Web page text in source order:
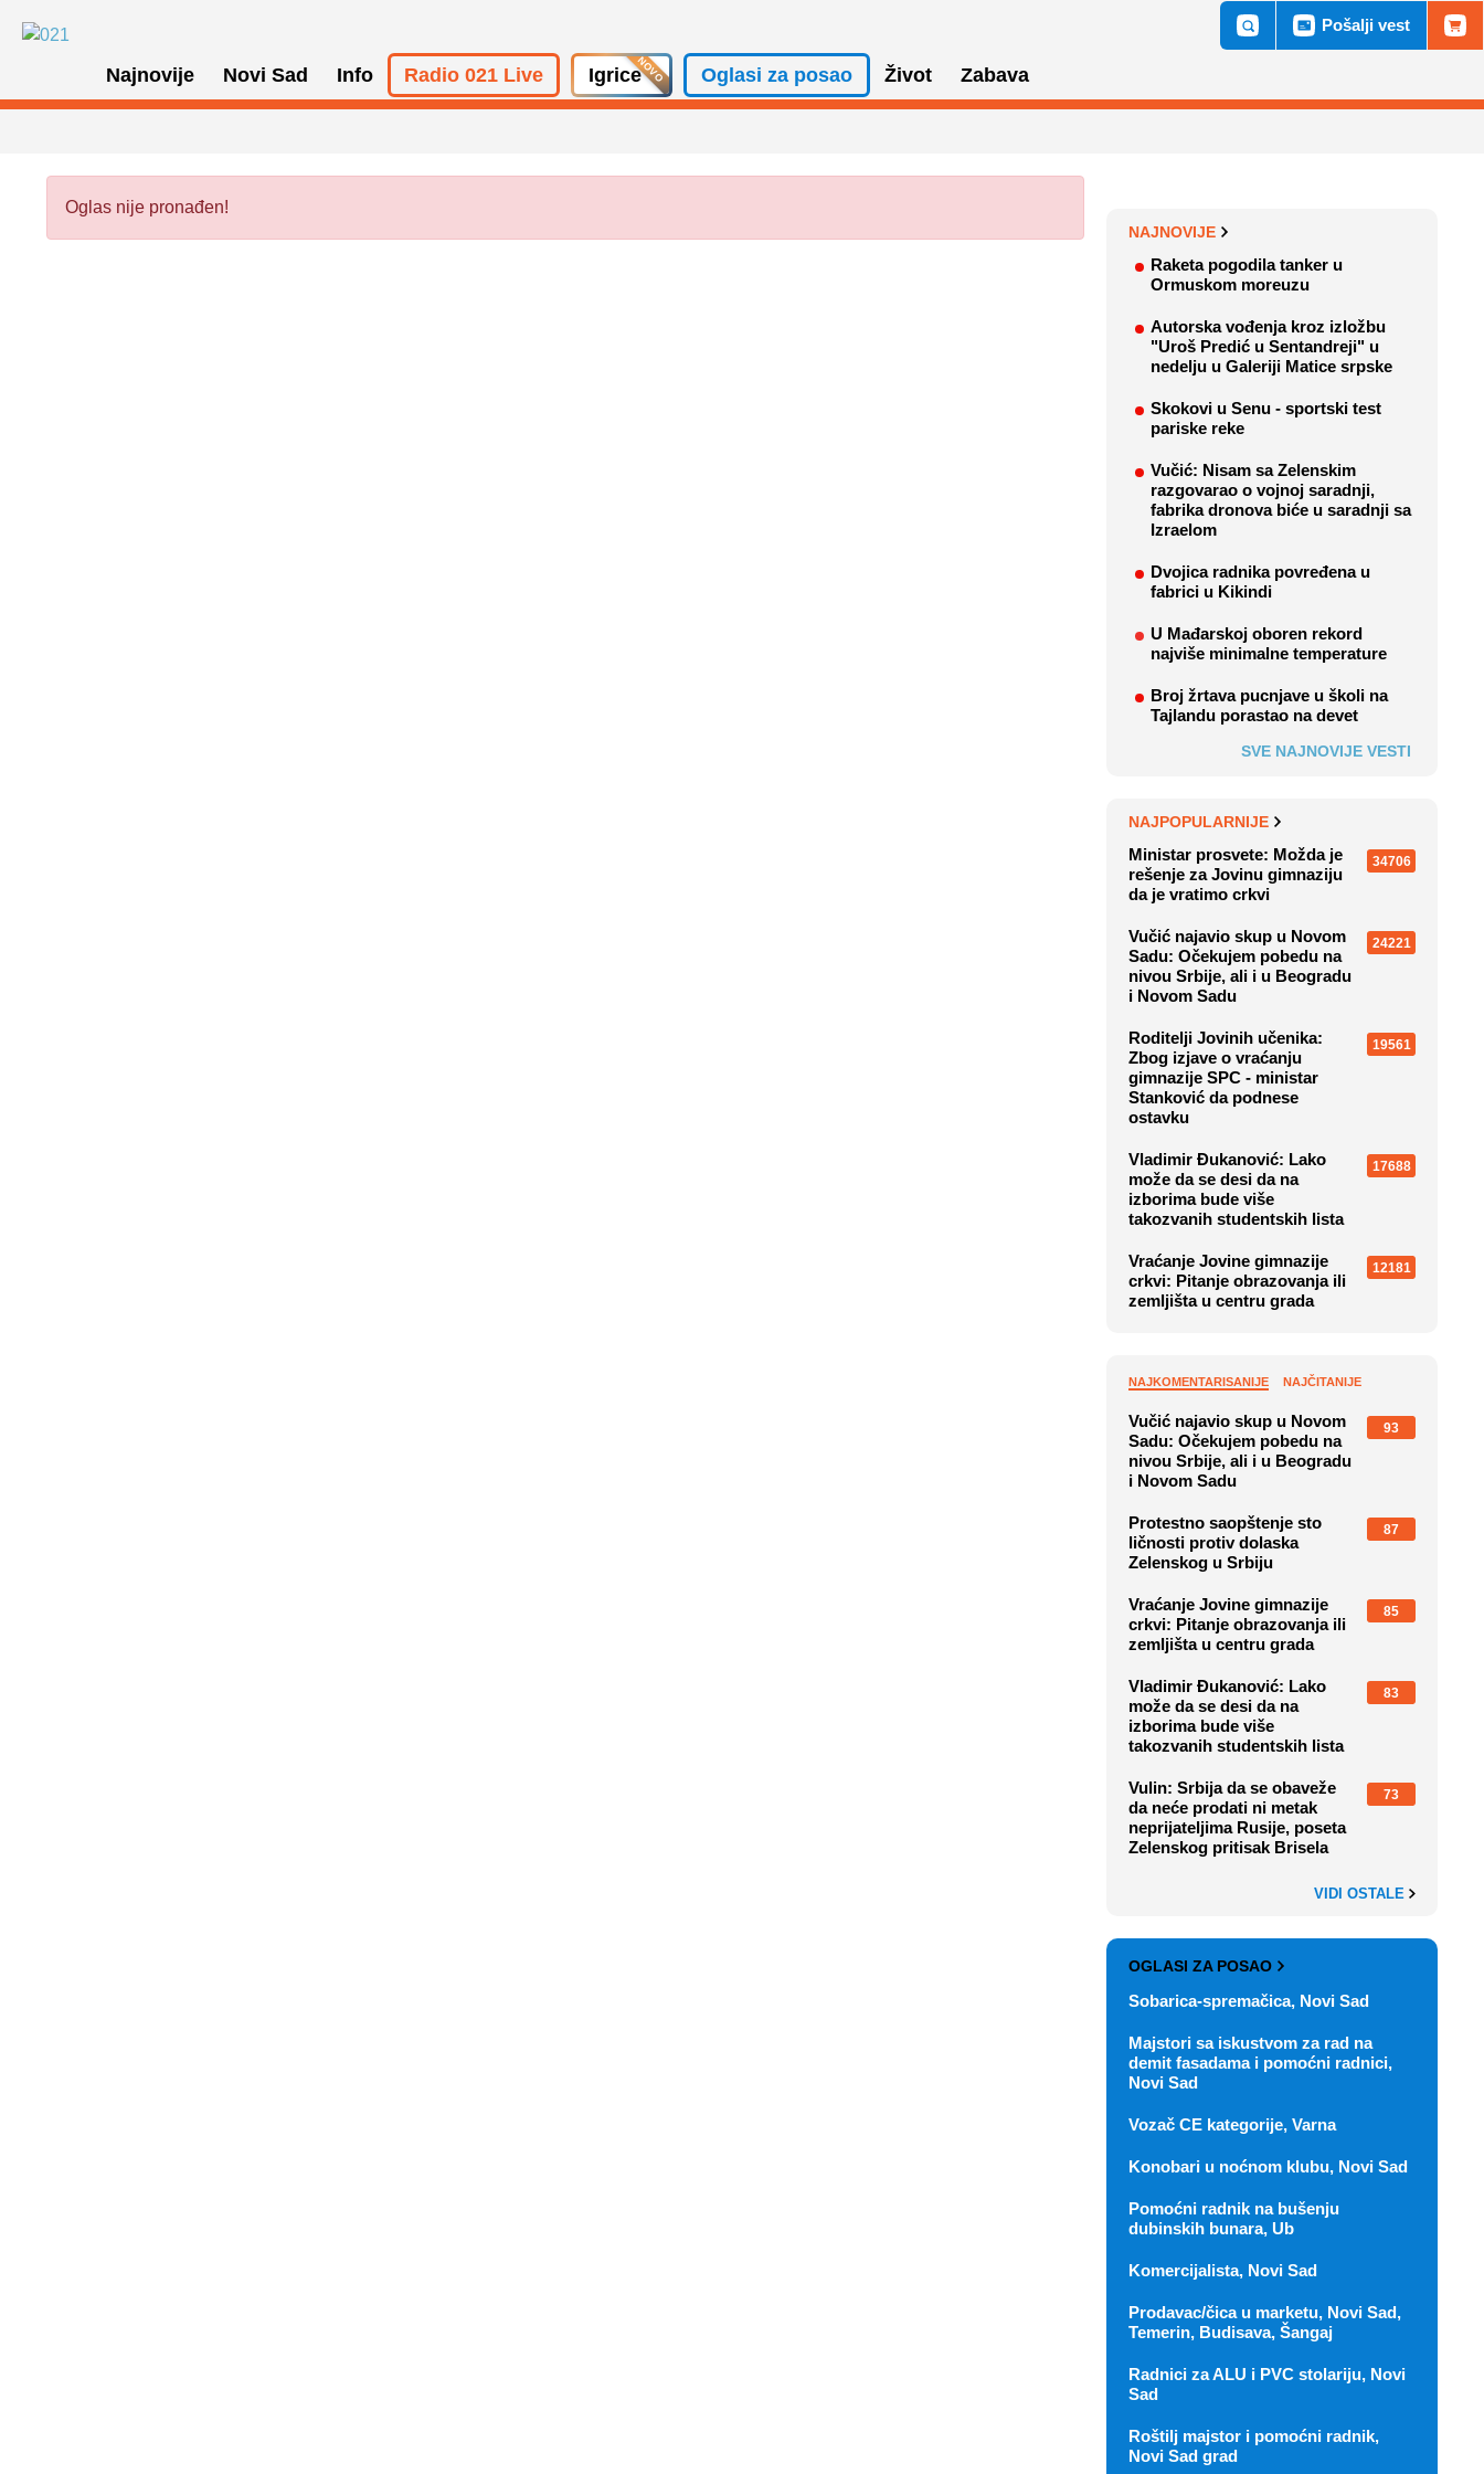
Najnovije Novi Sad Info Radio 021 Live Igrice Oglasi za posao Život Zabava
Pošalji vest
Oglas nije pronađen!
NAJNOVIJE
Raketa pogodila tanker u
Ormuskom moreuzu
Autorska vođenja kroz izložbu
"Uroš Predić u Sentandreji" u
nedelju u Galeriji Matice srpske
Skokovi u Senu - sportski test
pariske reke
Vučić: Nisam sa Zelenskim
razgovarao o vojnoj saradnji,
fabrika dronova biće u saradnji sa
Izraelom
Dvojica radnika povređena u
fabrici u Kikindi
U Mađarskoj oboren rekord
najviše minimalne temperature
Broj žrtava pucnjave u školi na
Tajlandu porastao na devet
SVE NAJNOVIJE VESTI
NAJPOPULARNIJE
Ministar prosvete: Možda je
rešenje za Jovinu gimnaziju
da je vratimo crkvi
34706
Vučić najavio skup u Novom
Sadu: Očekujem pobedu na
nivou Srbije, ali i u Beogradu
i Novom Sadu
24221
Roditelji Jovinih učenika:
Zbog izjave o vraćanju
gimnazije SPC - ministar
Stanković da podnese
ostavku
19561
Vladimir Đukanović: Lako
može da se desi da na
izborima bude više
takozvanih studentskih lista
17688
Vraćanje Jovine gimnazije
crkvi: Pitanje obrazovanja ili
zemljišta u centru grada
12181
NAJKOMENTARISANIJE NAJČITANIJE
Vučić najavio skup u Novom
Sadu: Očekujem pobedu na
nivou Srbije, ali i u Beogradu
i Novom Sadu
93
Protestno saopštenje sto
ličnosti protiv dolaska
Zelenskog u Srbiju
87
Vraćanje Jovine gimnazije
crkvi: Pitanje obrazovanja ili
zemljišta u centru grada
85
Vladimir Đukanović: Lako
može da se desi da na
izborima bude više
takozvanih studentskih lista
83
Vulin: Srbija da se obaveže
da neće prodati ni metak
neprijateljima Rusije, poseta
Zelenskog pritisak Brisela
73
VIDI OSTALE
OGLASI ZA POSAO
Sobarica-spremačica, Novi Sad
Majstori sa iskustvom za rad na
demit fasadama i pomoćni radnici,
Novi Sad
Vozač CE kategorije, Varna
Konobari u noćnom klubu, Novi Sad
Pomoćni radnik na bušenju
dubinskih bunara, Ub
Komercijalista, Novi Sad
Prodavac/čica u marketu, Novi Sad,
Temerin, Budisava, Šangaj
Radnici za ALU i PVC stolariju, Novi
Sad
Roštilj majstor i pomoćni radnik,
Novi Sad grad